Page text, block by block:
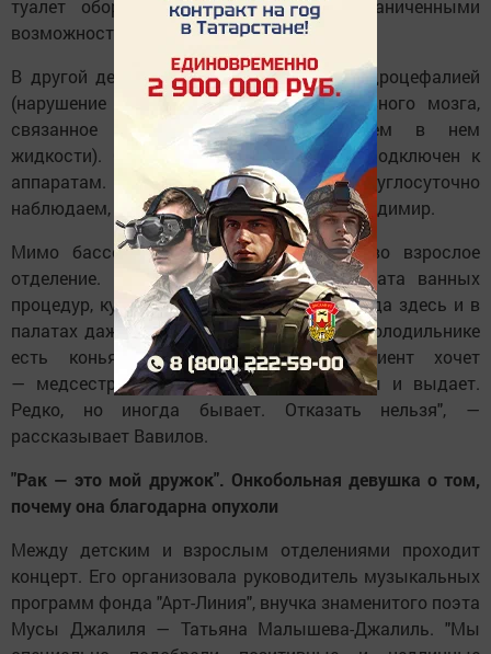
туалет оборудованы для людей с ограниченными
возможностями.
В другой детской палате — ребенок с гидроцефалией
(нарушение нормального развития головного мозга,
связанное с чрезмерным накоплением в нем
жидкости). Он совсем не двигается и подключен к
аппаратам. "За такими пациентами мы круглосуточно
наблюдаем, он под камерой", — говорит Владимир.
Мимо бассейна и столовой проходим во взрослое
отделение. Здесь есть библиотека, комната ванных
процедур, курительная комната. "Мы иногда здесь и в
палатах даже разрешаем курить, у нас в холодильнике
есть коньяк, вино, водка. Если пациент хочет
— медсестра идет, берет ключ у охраны и выдает.
Редко, но иногда бывает. Отказать нельзя", —
рассказывает Вавилов.
"Рак — это мой дружок". Онкобольная девушка о том,
почему она благодарна опухоли
Между детским и взрослым отделениями проходит
концерт. Его организовала руководитель музыкальных
программ фонда "Арт-Линия", внучка знаменитого поэта
Мусы Джалиля — Татьяна Малышева-Джалиль. "Мы